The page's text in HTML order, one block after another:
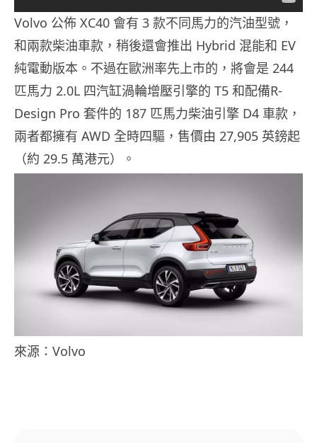
Volvo 公佈 XC40 會有 3 款不同馬力的汽油型號，
和兩款柴油車款，稍後還會推出 Hybrid 混能和 EV
純電動版本。不過在歐洲率先上市的，將會是 244
匹馬力 2.0L 四汽缸渦輪增壓引擎的 T5 和配備R-
Design Pro 套件的 187 匹馬力柴油引擎 D4 車款，
兩者都擁有 AWD 全時四驅，售價由 27,905 英鎊起
（約 29.5 萬港元）。
來源：Volvo